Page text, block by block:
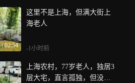
| 02:54
这里不是上海，但满大街上
海老人
-1小时前
上海农村，77岁老人，独居3
层大宅，直言孤独，但没办